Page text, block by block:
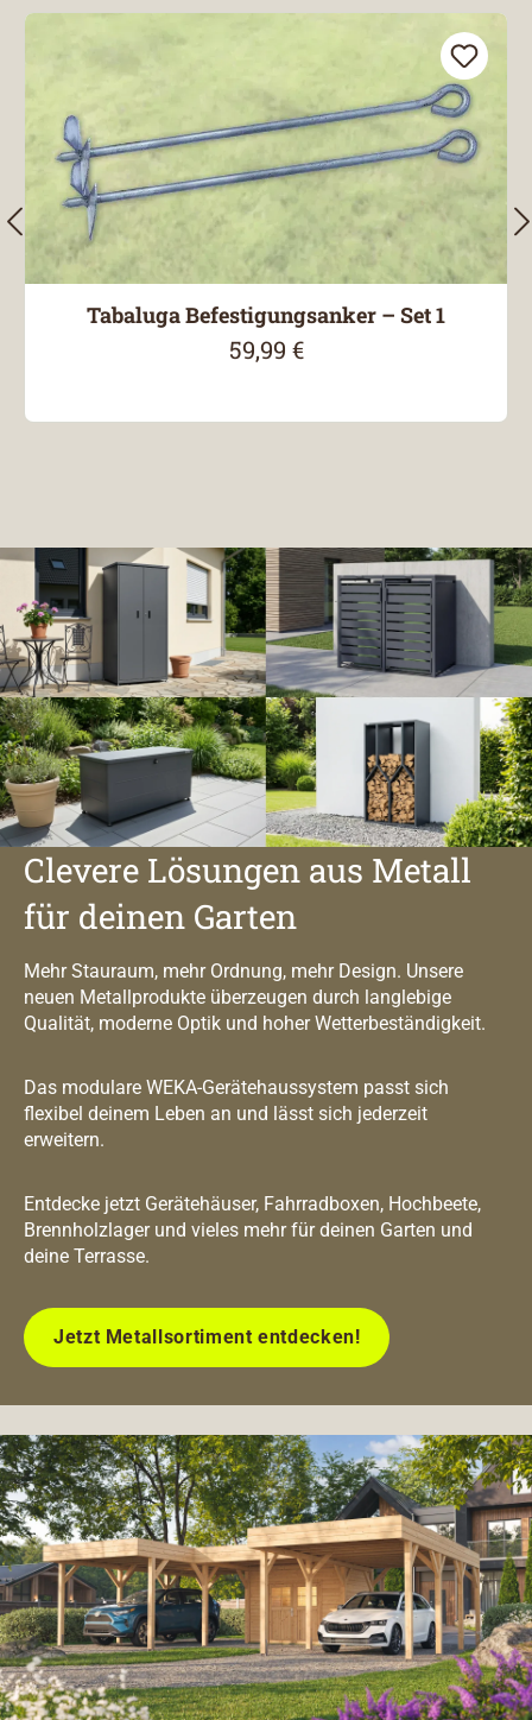
Tabaluga Befestigungsanker – Set 1
Regulärer Preis:
59,99 €
Clevere Lösungen aus Metall
für deinen Garten
Mehr Stauraum, mehr Ordnung, mehr Design. Unsere
neuen Metallprodukte überzeugen durch langlebige
Qualität, moderne Optik und hoher Wetterbeständigkeit.
Das modulare WEKA-Gerätehaussystem passt sich
flexibel deinem Leben an und lässt sich jederzeit
erweitern.
Entdecke jetzt Gerätehäuser, Fahrradboxen, Hochbeete,
Brennholzlager und vieles mehr für deinen Garten und
deine Terrasse.
Jetzt Metallsortiment entdecken!